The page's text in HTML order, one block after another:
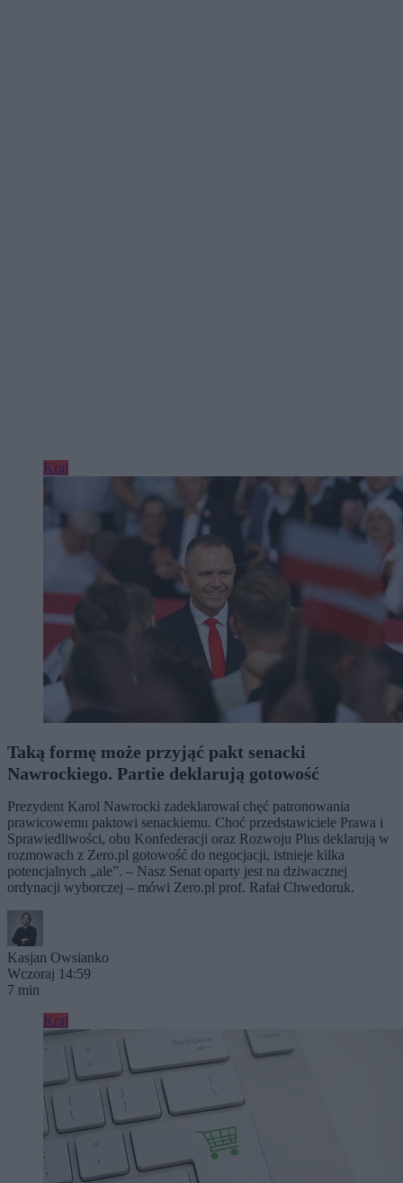
Kraj
Taką formę może przyjąć pakt senacki
Nawrockiego. Partie deklarują gotowość
Prezydent Karol Nawrocki zadeklarował chęć patronowania
prawicowemu paktowi senackiemu. Choć przedstawiciele Prawa i
Sprawiedliwości, obu Konfederacji oraz Rozwoju Plus deklarują w
rozmowach z Zero.pl gotowość do negocjacji, istnieje kilka
potencjalnych „ale”. – Nasz Senat oparty jest na dziwacznej
ordynacji wyborczej – mówi Zero.pl prof. Rafał Chwedoruk.
Kasjan Owsianko
Wczoraj 14:59
7 min
Kraj